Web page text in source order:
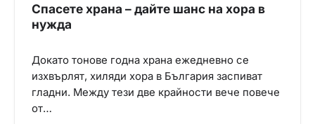
Спасете храна – дайте шанс на хора в
нужда
Докато тонове годна храна ежедневно се
изхвърлят, хиляди хора в България заспиват
гладни. Между тези две крайности вече повече
от…